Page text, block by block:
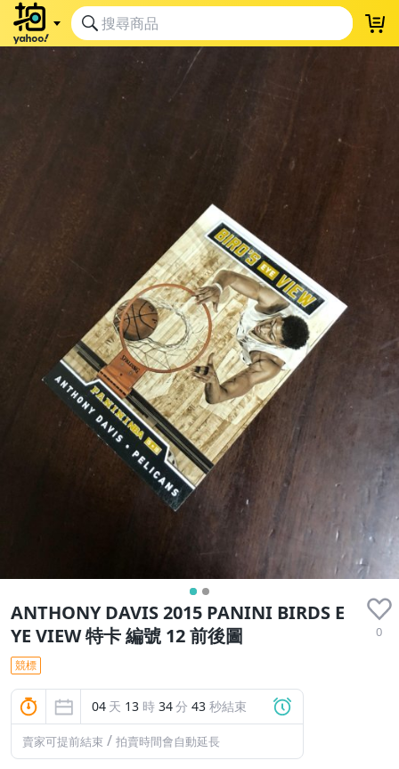
ANTHONY DAVIS 2015 PANINI BIRDS E
YE VIEW 特卡 編號 12 前後圖
0
競標
04 天 13 時 34分 42 秒結束
賣家可提前結束 / 拍賣時間會自動延長